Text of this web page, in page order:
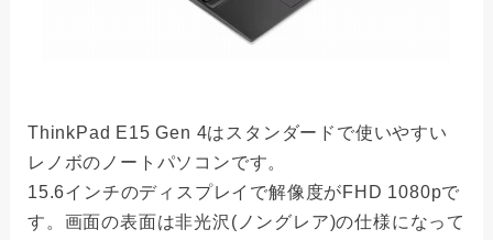
ThinkPad E15 Gen 4はスタンダードで使いやすい
レノボのノートパソコンです。
15.6インチのディスプレイで解像度がFHD 1080pで
す。画面の表面は非光沢(ノングレア)の仕様になって